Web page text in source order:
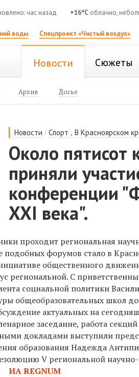
час назад +16°C облачно,
воды Спецпроект «Чистый воздух»
Новости Сюжеты
Архив Досье
Новости /Спорт ,В Красноярском
Около пятисот
приняли
конференции
XXI века".
проходит региональная
подобных форумов стало в
общественного
региональной. С
социальной политики
общеобразовательных школ
актуальных на
заседание, работа
докладами выступили
образования Надежда
V региональной
ИА REGNUM